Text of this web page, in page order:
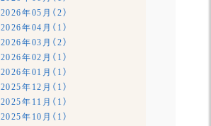
2026年05月（2）
2026年04月（1）
2026年03月（2）
2026年02月（1）
2026年01月（1）
2025年12月（1）
2025年11月（1）
2025年10月（1）